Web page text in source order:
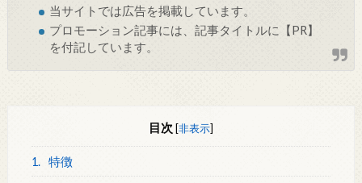
当サイトでは広告を掲載しています。
プロモーション記事には、記事タイトルに【PR】
を付記しています。
目次 [非表示]
1. 特徴